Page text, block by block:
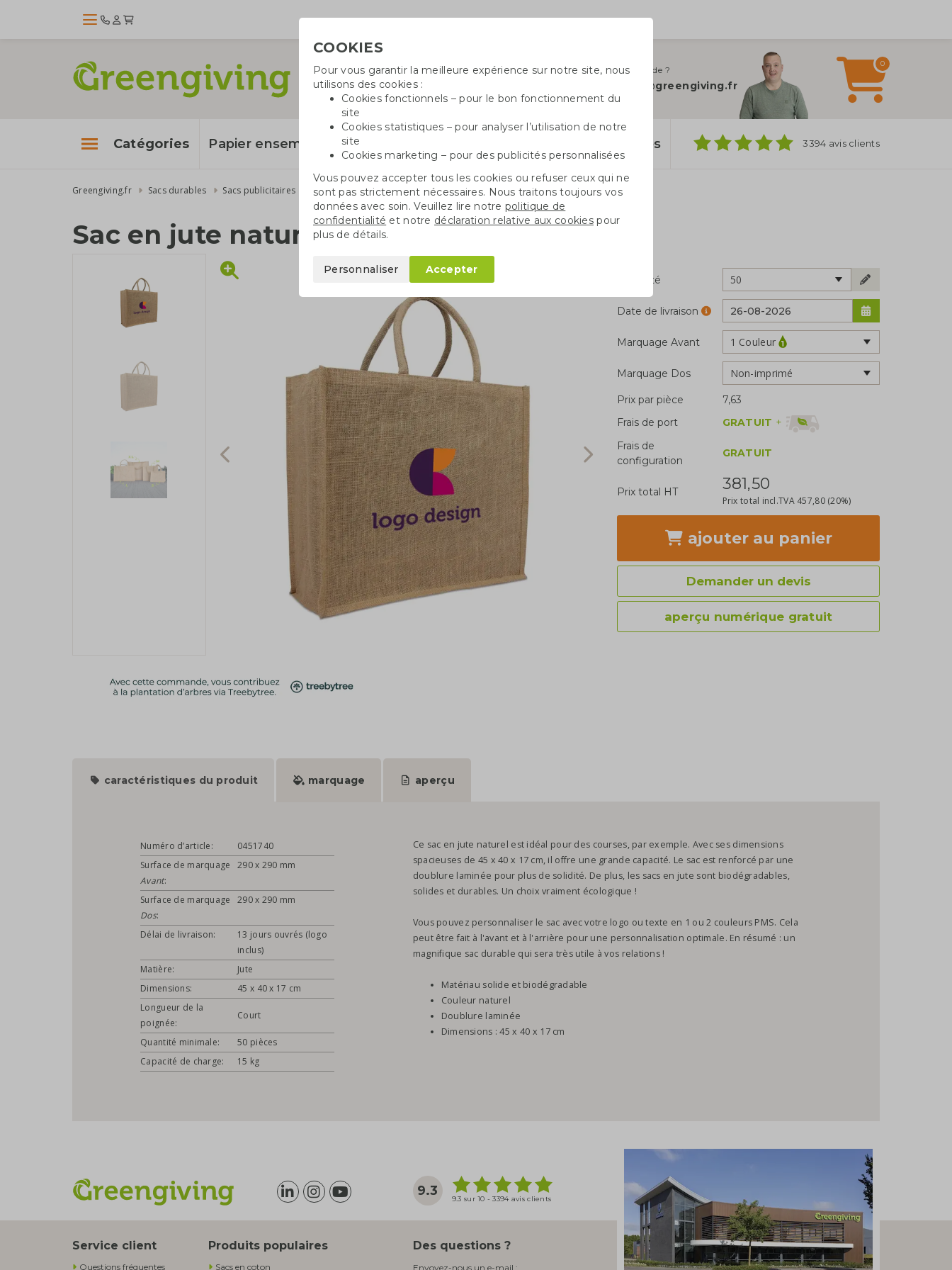
Besoin d’aide ?
info@greengiving.fr
0
Catégories Papier ensemencé Sacs en coton Stylos 3394 avis clients
Greengiving.fr Sacs durables Sacs publicitaires Sacs en jute Sac en jute naturel XL
Sac en jute naturel XL
Quantité 50
Date de livraison
Marquage Avant 1 Couleur
Marquage Dos Non-imprimé
Prix par pièce
7,63
Frais de port
GRATUIT +
Frais de
configuration
GRATUIT
Prix total HT 381,50
Prix total incl.TVA 457,80 (20%)
ajouter au panier
Demander un devis
aperçu numérique gratuit
caractéristiques du produit marquage aperçu
Numéro d’article:
0451740
Surface de marquage
Avant:
290 x 290 mm
Surface de marquage
Dos:
290 x 290 mm
Délai de livraison:
13 jours ouvrés (logo
inclus)
Matière:
Jute
Dimensions:
45 x 40 x 17 cm
Longueur de la
poignée:
Court
Quantité minimale:
50 pièces
Capacité de charge:
15 kg
Ce sac en jute naturel est idéal pour des courses, par exemple. Avec ses dimensions
spacieuses de 45 x 40 x 17 cm, il offre une grande capacité. Le sac est renforcé par une
doublure laminée pour plus de solidité. De plus, les sacs en jute sont biodégradables,
solides et durables. Un choix vraiment écologique !
Vous pouvez personnaliser le sac avec votre logo ou texte en 1 ou 2 couleurs PMS. Cela
peut être fait à l'avant et à l'arrière pour une personnalisation optimale. En résumé : un
magnifique sac durable qui sera très utile à vos relations !
Matériau solide et biodégradable
Couleur naturel
Doublure laminée
Dimensions : 45 x 40 x 17 cm
9.3
9.3 sur 10 - 3394 avis clients
Service client
Questions fréquentes
Produits populaires
Sacs en coton
Des questions ?
Envoyez-nous un e-mail :
COOKIES
Pour vous garantir la meilleure expérience sur notre site, nous
utilisons des cookies :
Cookies fonctionnels – pour le bon fonctionnement du
site
Cookies statistiques – pour analyser l’utilisation de notre
site
Cookies marketing – pour des publicités personnalisées
Vous pouvez accepter tous les cookies ou refuser ceux qui ne
sont pas strictement nécessaires. Nous traitons toujours vos
données avec soin. Veuillez lire notre politique de
confidentialité et notre déclaration relative aux cookiespour
plus de détails.
Personnaliser Accepter